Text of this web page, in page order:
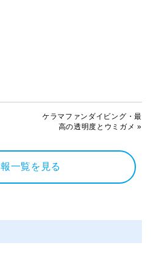
ケラマファンダイビング・最
高の透明度とウミガメ »
一覧を見る